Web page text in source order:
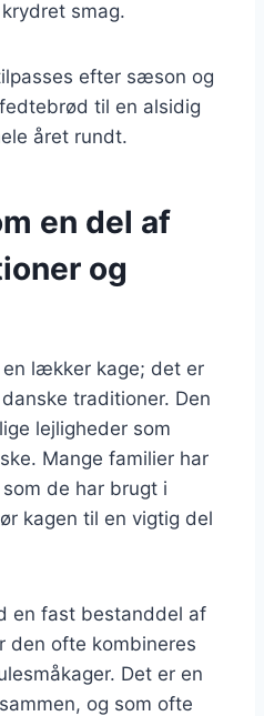
smag.
efter sæson og
til en alsidig
året rundt.
en del af
og
lækker kage; det er
traditioner. Den
lejligheder som
Mange familier har
de har brugt i
kagen til en vigtig del
en fast bestanddel af
den ofte kombineres
Det er en
og som ofte